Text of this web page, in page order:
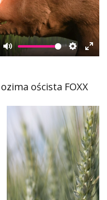
Mute Settings
oścista FOXX